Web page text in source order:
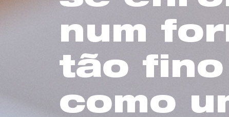
num
tão fino
como